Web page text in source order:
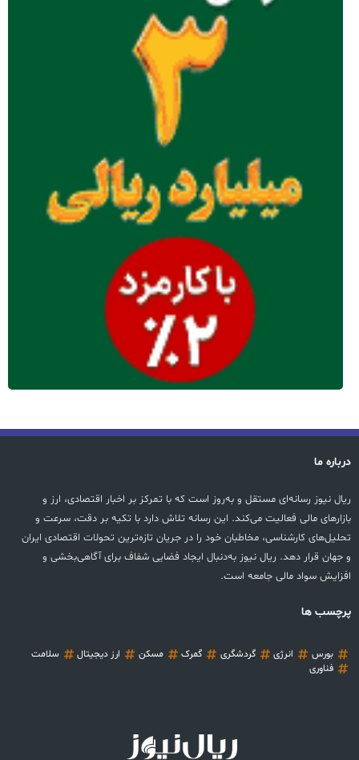
درباره ما
ریال نیوز رسانه‌ای مستقل و به‌روز است که با تمرکز بر اخبار اقتصادی، ارز و
بازارهای مالی فعالیت می‌کند. این رسانه تلاش دارد با تکیه بر دقت، سرعت و
تحلیل‌های کارشناسی، مخاطبان خود را در جریان تازه‌ترین تحولات اقتصادی ایران
و جهان قرار دهد. ریال نیوز به‌دنبال ایجاد فضایی شفاف برای آگاهی‌بخشی و
افزایش سواد مالی جامعه است.
پرچسب ها
بورس انرژی گردشگری گمرک مسکن ارز دیجیتال
سلامت
فناوری